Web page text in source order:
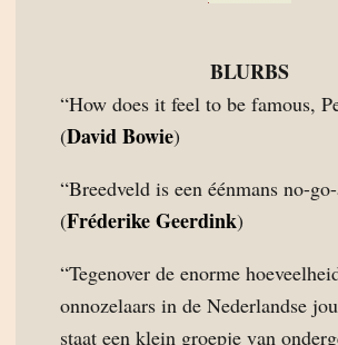
BLURBS
“How does it feel to be famous,
(David Bowie)
“Breedveld is een éénmans no-
(Fréderike Geerdink)
“Tegenover de enorme
onnozelaars in de Nederlandse
staat een klein groepje van